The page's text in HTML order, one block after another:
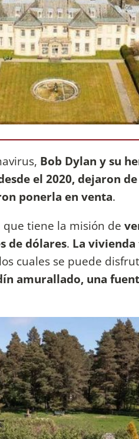
Bob Dylan y su
el 2020, dejaron
ponerla en venta.
tiene la misión de
de dólares. La
cuales se puede
amurallado, una